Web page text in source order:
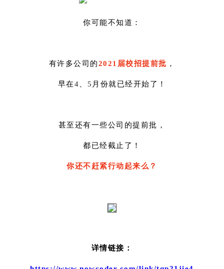
你可能不知道：
有许多公司的2021届校招提前批 ，
早在4 5 月份就已经开始了！
甚至还有一些公司的提前批，
都已经截止了！
你还不赶紧行动起来么？
详情链接：